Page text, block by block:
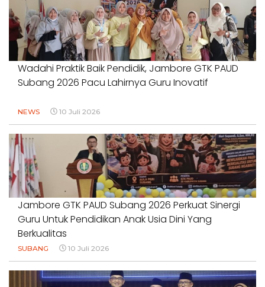
Wadahi Praktik Baik Pendidik, Jambore GTK PAUD
Subang 2026 Pacu Lahirnya Guru Inovatif
NEWS 10 Juli 2026
Jambore GTK PAUD Subang 2026 Perkuat Sinergi
Guru Untuk Pendidikan Anak Usia Dini Yang
Berkualitas
SUBANG 10 Juli 2026